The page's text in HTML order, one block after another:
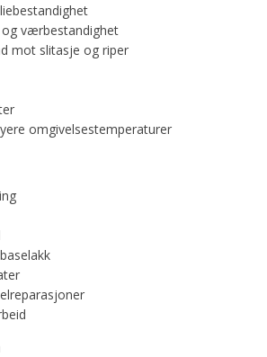
værbestandighet
mot slitasje og riper
omgivelsestemperaturer